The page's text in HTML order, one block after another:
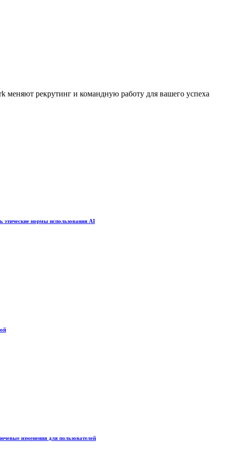
рекрутинг и командную работу для вашего успеха
этические нормы использования AI
изменения для пользователей